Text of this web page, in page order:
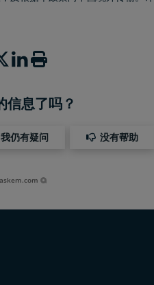
信息了吗？
我仍有疑问 没有帮助
askem.com